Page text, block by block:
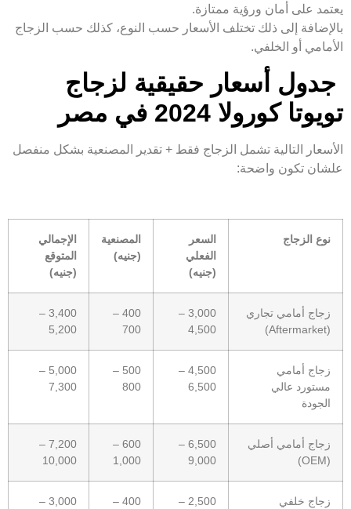
يعتمد على أمان ورؤية ممتازة.
بالإضافة إلى ذلك تختلف الأسعار حسب النوع، كذلك حسب الزجاج
الأمامي أو الخلفي.
جدول أسعار حقيقية لزجاج
تويوتا كورولا 2024 في مصر
الأسعار التالية تشمل الزجاج فقط + تقدير المصنعية بشكل منفصل
علشان تكون واضحة:
نوع الزجاج
السعر
الفعلي
(جنيه)
المصنعية
(جنيه)
الإجمالي
المتوقع
(جنيه)
زجاج أمامي تجاري
(Aftermarket)
3,000 –
4,500
400 –
700
3,400 –
5,200
زجاج أمامي
مستورد عالي
الجودة
4,500 –
6,500
500 –
800
5,000 –
7,300
زجاج أمامي أصلي
(OEM)
6,500 –
9,000
600 –
1,000
7,200 –
10,000
زجاج خلفي
2,500 –
400 –
3,000 –